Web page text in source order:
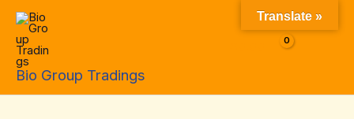
Skip
content
Bio Group Tradings
Translate »